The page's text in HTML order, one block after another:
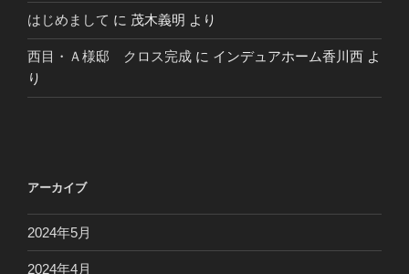
はじめまして に 茂木義明 より
西目・Ａ様邸 クロス完成 に インデュアホーム香川西 よ
り
アーカイブ
2024年5月
2024年4月